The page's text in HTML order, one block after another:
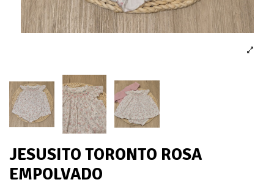
JESUSITO TORONTO ROSA
EMPOLVADO